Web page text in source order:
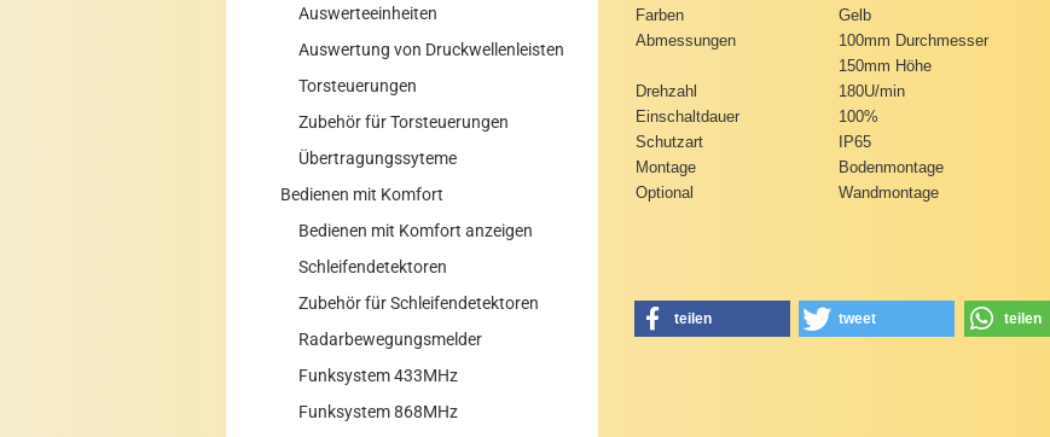
Farben
Gelb
Abmessungen
100mm Durchmesser
150mm Höhe
Drehzahl
180U/min
Einschaltdauer
100%
Schutzart
IP65
Montage
Bodenmontage
Optional
Wandmontage
teilen tweet teilen
Auswerteeinheiten
Auswertung von Druckwellenleisten
Torsteuerungen
Zubehör für Torsteuerungen
Übertragungssyteme
Bedienen mit Komfort
Bedienen mit Komfort anzeigen
Schleifendetektoren
Zubehör für Schleifendetektoren
Radarbewegungsmelder
Funksystem 433MHz
Funksystem 868MHz